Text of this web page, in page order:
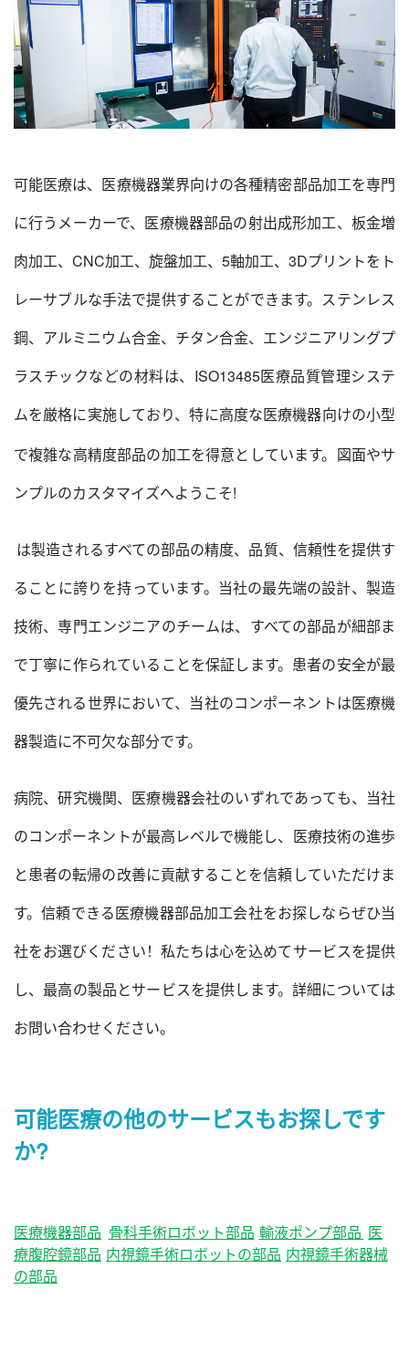
可能医療は、医療機器業界向けの各種精密部品加工を専門
に行うメーカーで、医療機器部品の射出成形加工、板金増
肉加工、CNC加工、旋盤加工、5軸加工、3Dプリントをト
レーサブルな手法で提供することができます。ステンレス
鋼、アルミニウム合金、チタン合金、エンジニアリングプ
ラスチックなどの材料は、ISO13485医療品質管理システ
ムを厳格に実施しており、特に高度な医療機器向けの小型
で複雑な高精度部品の加工を得意としています。図面やサ
ンプルのカスタマイズへようこそ!
は製造されるすべての部品の精度、品質、信頼性を提供す
ることに誇りを持っています。当社の最先端の設計、製造
技術、専門エンジニアのチームは、すべての部品が細部ま
で丁寧に作られていることを保証します。患者の安全が最
優先される世界において、当社のコンポーネントは医療機
器製造に不可欠な部分です。
病院、研究機関、医療機器会社のいずれであっても、当社
のコンポーネントが最高レベルで機能し、医療技術の進歩
と患者の転帰の改善に貢献することを信頼していただけま
す。信頼できる医療機器部品加工会社をお探しならぜひ当
社をお選びください！私たちは心を込めてサービスを提供
し、最高の製品とサービスを提供します。詳細については
お問い合わせください。
可能医療の他のサービスもお探しです
か?
医療機器部品 骨科手術ロボット部品 輸液ポンプ部品 医
療腹腔鏡部品 内視鏡手術ロボットの部品 内視鏡手術器械
の部品